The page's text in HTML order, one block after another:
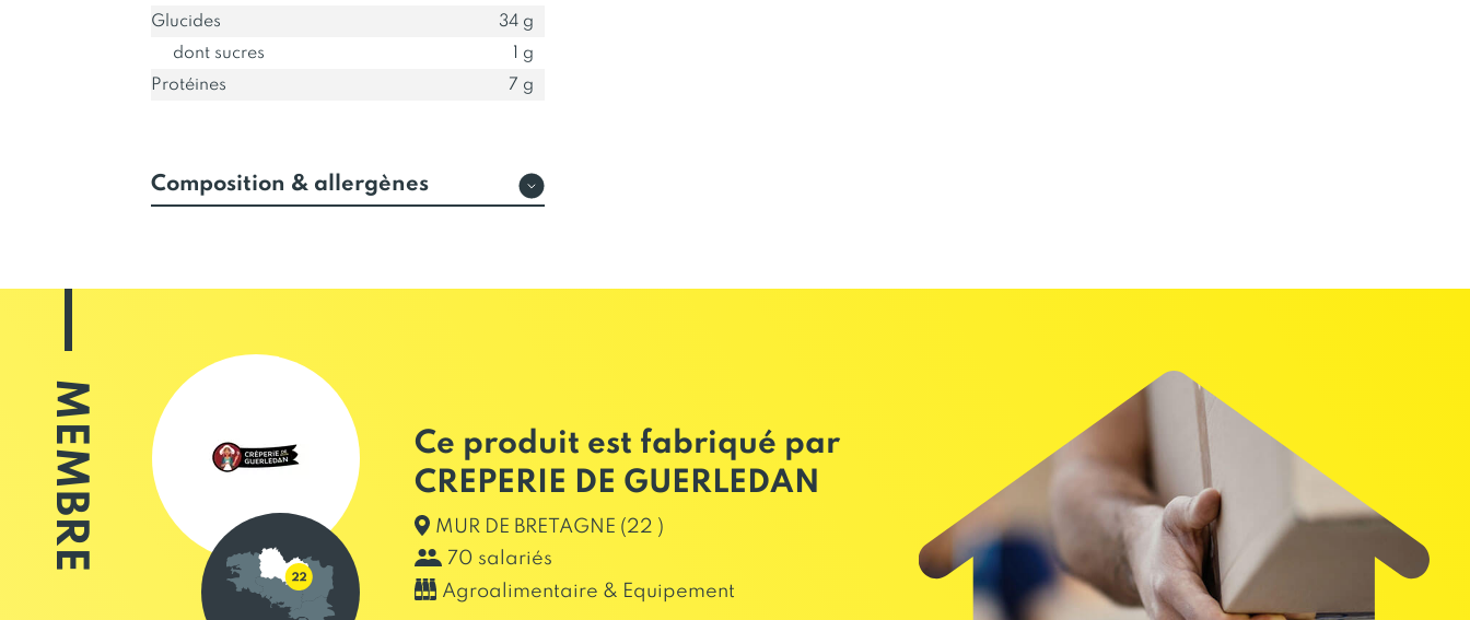
Glucides
34 g
dont sucres
1 g
Protéines
7 g
Composition & allergènes
MEMBRE
Ce produit est fabriqué par
CREPERIE DE GUERLEDAN
MUR DE BRETAGNE (22 )
70 salariés
Agroalimentaire & Equipement